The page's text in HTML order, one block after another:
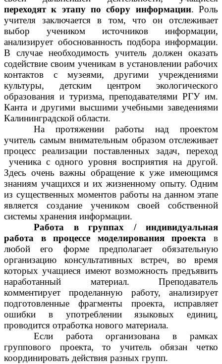
переходят к этапу по сбору информации. Роль
учителя заключается в том, что он отслеживает
выбор учеником источников информации,
анализирует обоснованность подбора информации.
В случае необходимость учитель должен оказать
содействие своим ученикам в установлении рабочих
контактов с музеями, другими учреждениями
культуры, детским центром экологического
образования и туризма, преподавателями РГУ им.
Канта и другими высшими учебными заведениями
Калининградской области.
На протяжении работы над проектом
учитель самым внимательным образом отслеживает
процесс реализации поставленных задач, переход
ученика с одного уровня восприятия на другой.
Здесь очень важны обращение к уже имеющимся
знаниям учащихся и их жизненному опыту. Одним
из существенных моментов работы на данном этапе
является создание учеником своей собственной
системы хранения информации.
Работа в группах / индивидуальная
работа в процессе моделирования проекта в
любой его форме предполагает обязательную
организацию консультативных встреч, во время
которых учащиеся имеют возможность предъявить
наработанный материал. Преподаватель
комментирует проделанную работу, анализирует
подготовленные фрагменты проекта, исправляет
ошибки в употреблении языковых единиц,
проводится отработка нового материала.
Если работа организована в рамках
группового проекта, то учитель обязан четко
координировать действия разных групп.